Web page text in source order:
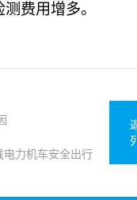
费用增多。
电力机车安全出行